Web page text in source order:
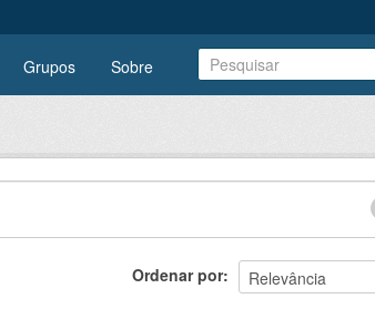
Grupos Sobre
Ordenar por